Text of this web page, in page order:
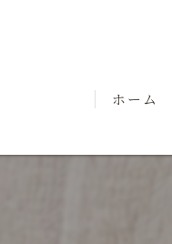
ホーム